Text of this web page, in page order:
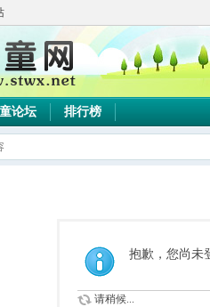
论坛 排行榜
抱歉，您尚未
请稍候...